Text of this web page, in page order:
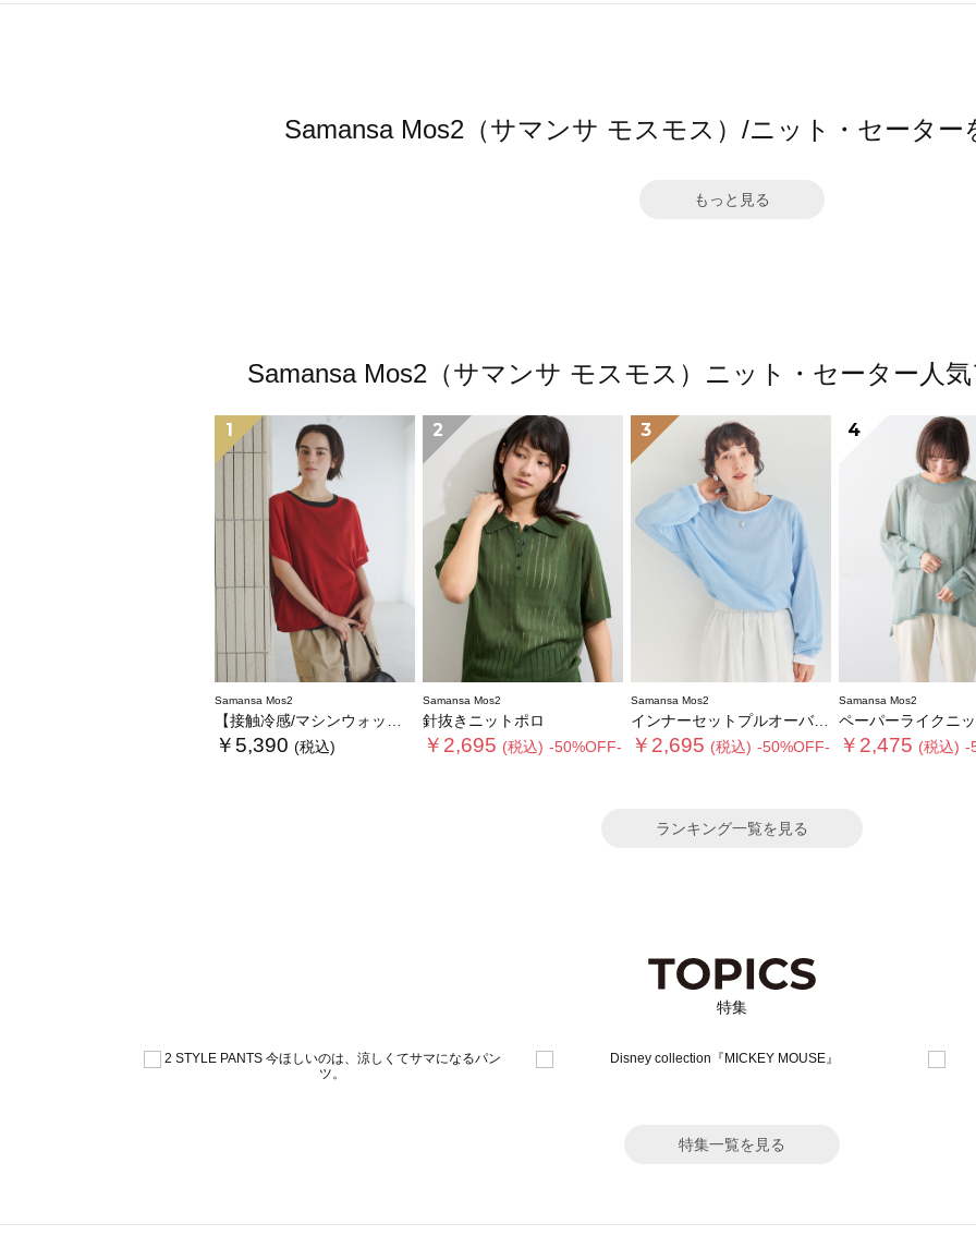
Samansa Mos2（サマンサ モスモス）/ニット・セータ
もっと見る
Samansa Mos2（サマンサ モスモス）ニット・セーター人
1
Samansa Mos2
【接触冷感/マシンウォッシャブル】インナーセット半袖ニット
￥5,390 (税込)
2
Samansa Mos2
針抜きニットポロ
￥2,695 (税込) -50%OFF-
3
Samansa Mos2
インナーセットプルオーバーニット
￥2,695 (税込) -50%OFF-
4
Samansa Mos2
ペーパーライクニットプ
￥2,475 (税込) -
ランキング一覧を見る
特集
特集一覧を見る